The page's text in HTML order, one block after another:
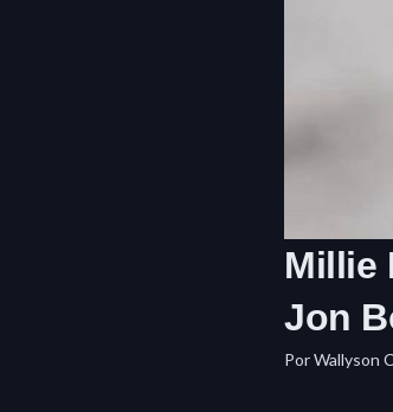
Millie
Jon
PorWallyson